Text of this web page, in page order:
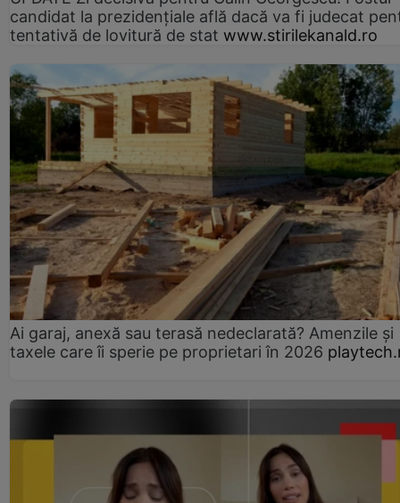
candidat la prezidențiale află dacă va fi judecat
tentativă de lovitură de stat www.stirilekanald.ro
Ai garaj, anexă sau terasă nedeclarată? Amenzile și
taxele care îi sperie pe proprietari în 2026